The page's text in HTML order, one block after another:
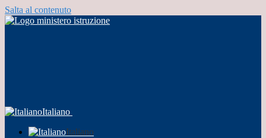
Salta al contenuto
Italiano
Italiano